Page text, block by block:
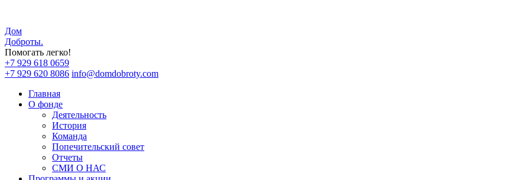
Дом
Доброты.
Помогать легко!
+7 929 618 0659
+7 929 620 8086 info@domdobroty.com
Главная
О фонде
Деятельность
История
Команда
Попечительский совет
Отчеты
СМИ О НАС